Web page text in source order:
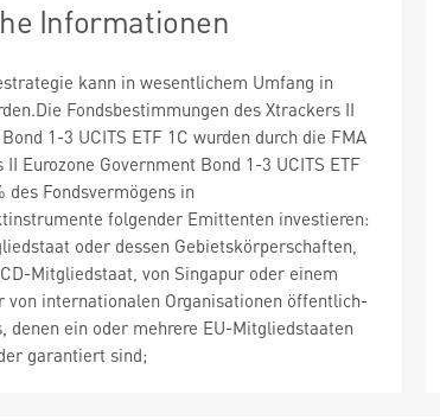
Informationen
kann in wesentlichem Umfang in
Fondsbestimmungen des Xtrackers II
1-3 UCITS ETF 1C wurden durch die FMA
Eurozone Government Bond 1-3 UCITS ETF
des Fondsvermögens in
folgender Emittenten investieren:
oder dessen Gebietskörperschaften,
Mitgliedstaat, von Singapur oder einem
von internationalen Organisationen öffentlich-
denen ein oder mehrere EU-Mitgliedstaaten
garantiert sind;